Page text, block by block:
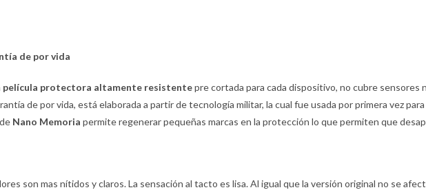
de por vida
película protectora altamente resistentepre cortada para cada dispositivo, no cubre sensores
de por vida, está elaborada a partir de tecnología militar, la cual fue usada por primera vez
Nano Memoria permite regenerar pequeñas marcas en la protección lo que permiten que
son mas nítidos y claros. La sensación al tacto es lisa. Al igual que la versión original no se